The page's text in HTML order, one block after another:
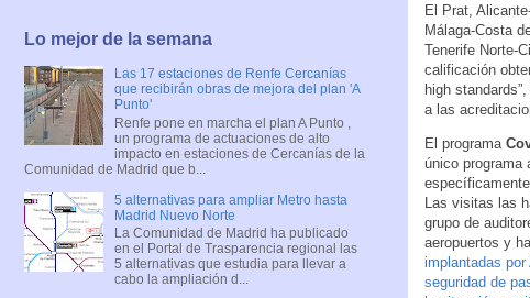
El Prat,
Málaga-Costa
Tenerife Norte-
calificación
high
a las
El programa
único programa
Las visitas las
grupo de
aeropuertos y
implantadas por
seguridad de
Lo mejor de la semana
Las 17 estaciones de Renfe Cercanías
que recibirán obras de mejora del plan 'A
Punto'
Renfe pone en marcha el plan A Punto ,
un programa de actuaciones de alto
impacto en estaciones de Cercanías de la
Comunidad de Madrid que b...
5 alternativas para ampliar Metro hasta
Madrid Nuevo Norte
La Comunidad de Madrid ha publicado
en el Portal de Trasparencia regional las
5 alternativas que estudia para llevar a
cabo la ampliación d...